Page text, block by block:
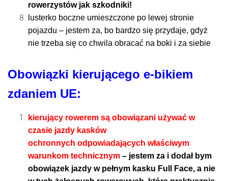
rowerzystów jak szkodniki!
lusterko boczne umieszczone po lewej stronie
pojazdu – jestem za, bo bardzo się przydaje, gdyż
nie trzeba się co chwila obracać na boki i za siebie
Obowiązki kierującego e-bikiem
zdaniem UE:
kierujący rowerem są obowiązani używać w
czasie jazdy kasków
ochronnych odpowiadających właściwym
warunkom technicznym – jestem za i dodał bym
obowiązek jazdy w pełnym kasku Full Face, a nie